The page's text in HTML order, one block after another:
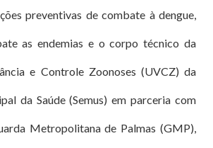
preventivas de combate à dengue,
as endemias e o corpo técnico da
e Controle Zoonoses (UVCZ) da
da Saúde (Semus) em parceria com
Metropolitana de Palmas (GMP),